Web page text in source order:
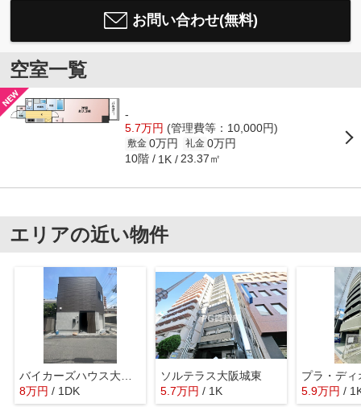
お問い合わせ(無料)
空室一覧
-
5.7万円 (管理費等：10,000円)
敷金 0万円 礼金 0万円
10階 1K 23.37㎡
エリアの近い物件
バイカーズハウス大今里南
8万円 / 1DK
ソルテラス大阪城東
5.7万円 / 1K
プラ・ディ
5.9万円 /